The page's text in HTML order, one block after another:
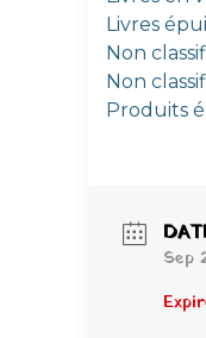
Livres
Non
Non
Produits
Sep